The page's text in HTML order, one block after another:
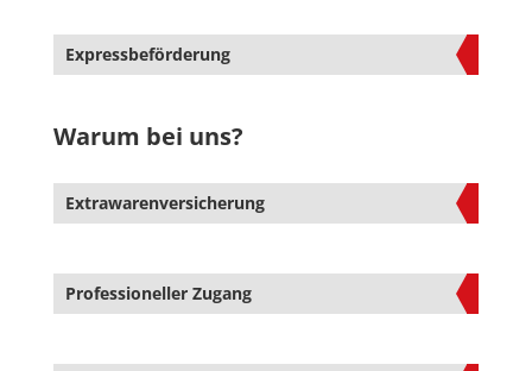
Expressbeförderung
Warum bei uns?
Extrawarenversicherung
Professioneller Zugang